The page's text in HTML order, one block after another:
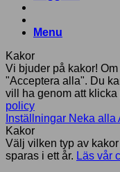
Menu
Kakor
Vi bjuder på kakor!
"Acceptera alla". Du
vill ha genom att
policy
Inställningar Neka alla
Kakor
Välj vilken typ av
sparas i ett år. Läs vår